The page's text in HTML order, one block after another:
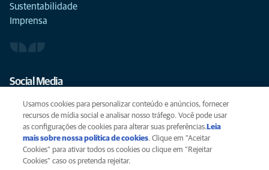
Sustentabilidade
Imprensa
Social Media
Privacidade
Legal
Usamos cookies para personalizar conteúdo e anúncios, fornecer
recursos de mídia social e analisar nosso tráfego. Você pode usar
as configurações de cookies para alterar suas preferências. Leia
mais sobre nossa política de cookies(opens in a new tab)
. Clique em "Aceitar
Cookies" para ativar todos os cookies ou clique em "Rejeitar
Cookies" caso os pretenda rejeitar.